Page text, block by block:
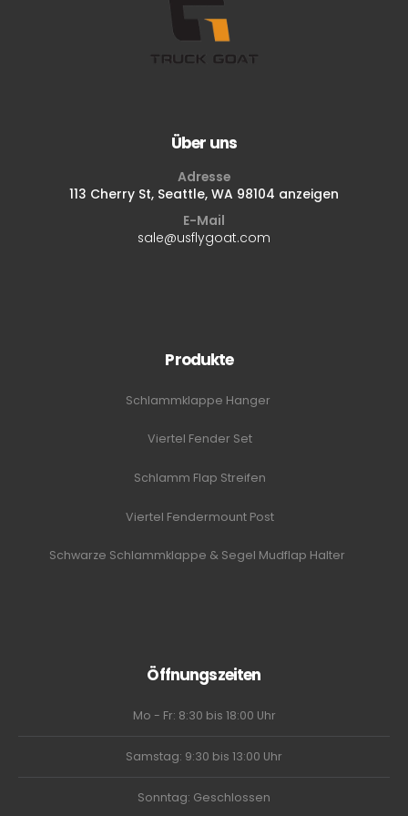
Über uns
Adresse
113 Cherry St, Seattle, WA 98104 anzeigen
E-Mail
sale@usflygoat.com
Produkte
Schlammklappe Hanger
Viertel Fender Set
Schlamm Flap Streifen
Viertel Fendermount Post
Schwarze Schlammklappe & Segel Mudflap Halter
Öffnungszeiten
Mo - Fr: 8:30 bis 18:00 Uhr
Samstag: 9:30 bis 13:00 Uhr
Sonntag: Geschlossen